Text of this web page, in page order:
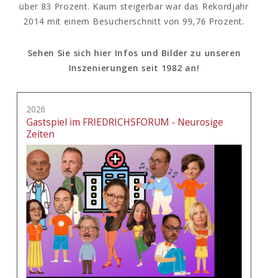
über 83 Prozent. Kaum steigerbar war das Rekordjahr
2014 mit einem Besucherschnitt von 99,76 Prozent.
Sehen Sie sich hier Infos und Bilder zu unseren
Inszenierungen seit 1982 an!
2026
Gastspiel im FRIEDRICHSFORUM - Neurosige
Zeiten